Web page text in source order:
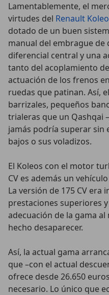
Lamentablemente, el
virtudes del Renault
dotado de un buen
manual del embrague de
diferencial central y una
tanto del acoplamiento
actuación de los frenos
ruedas que patinan. Así,
barrizales, pequeños
trialeras que un Qashqai
jamás podría superar sin
bajos o sus voladizos.
El Koleos con el motor
CV es además un
La versión de 175 CV era
prestaciones superiores
adecuación de la gama
hecho desaparecer.
Así, la actual gama
que –con el actual
ofrece desde 26.650
necesario. Lo único que